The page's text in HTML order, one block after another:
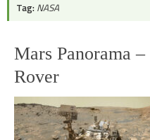
Tag: NASA
Mars Panorama
Rover